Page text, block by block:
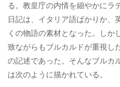
る。教皇庁の内情を細やかにラ
日記は、イタリア語ばかりか、
くの物語の素材となった。しか
致ながらもブルカルドが重視し
の記述であった。そんなブルカ
は次のように描かれている。